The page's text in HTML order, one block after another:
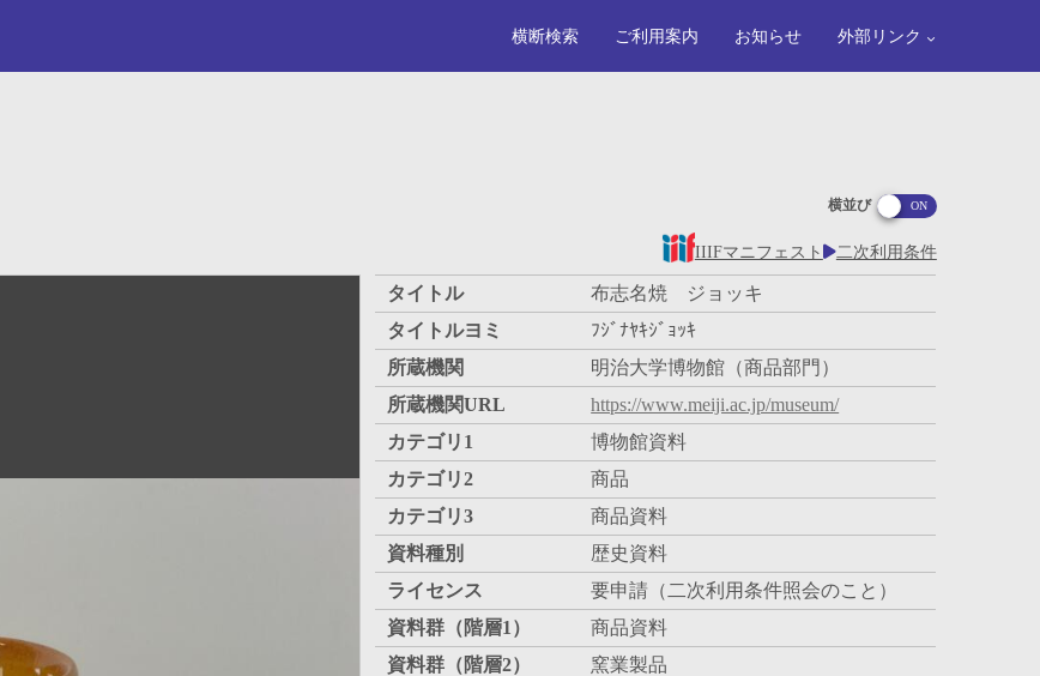
横断検索 ご利用案内 お知らせ 外部リンク
横並び
IIIFマニフェスト 二次利用条件
タイトル
布志名焼 ジョッキ
タイトルヨミ
ﾌｼﾞﾅﾔｷｼﾞｮｯｷ
所蔵機関
明治大学博物館（商品部門）
所蔵機関URL
https://www.meiji.ac.jp/museum/
カテゴリ1
博物館資料
カテゴリ2
商品
カテゴリ3
商品資料
資料種別
歴史資料
ライセンス
要申請（二次利用条件照会のこと）
資料群（階層1）
商品資料
資料群（階層2）
窯業製品